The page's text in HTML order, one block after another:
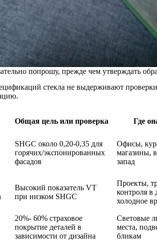
попрошу, прежде чем утверждать
стекла не выдерживают
Общая цель или проверка Где
SHGC около 0,20-0,35 для
горячих/экспонированных
фасадов
Офисы,
магазины,
запад
Высокий показатель VT
при низком SHGC
Проекты,
контроля в
холодное
20%- 60% страховое
покрытие деталей в
зависимости от дизайна
Световые
места,
бликам